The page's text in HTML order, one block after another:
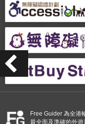
Free Guider 為全港
最全面及準確的外遊